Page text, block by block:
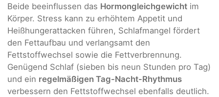
Beide beeinflussen das Hormongleichgewicht im
Körper. Stress kann zu erhöhtem Appetit und
Heißhungerattacken führen, Schlafmangel fördert
den Fettaufbau und verlangsamt den
Fettstoffwechsel sowie die Fettverbrennung.
Genügend Schlaf (sieben bis neun Stunden pro Tag)
und ein regelmäßigen Tag-Nacht-Rhythmus
verbessern den Fettstoffwechsel ebenfalls deutlich.